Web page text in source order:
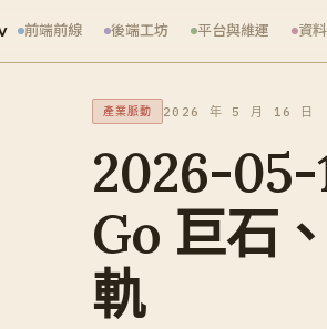
前端前線 後端工坊 平台與維運 資
產業脈動 2026 年 5 月 16 日
2026-05-
Go 巨石
軌